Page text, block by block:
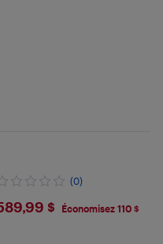
(0)
$ Économisez 110 $